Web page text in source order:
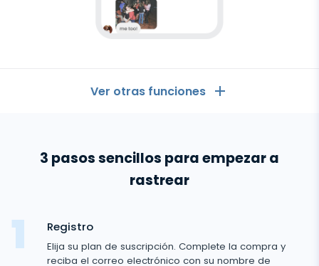
Ver otras funciones
Registro de llamadas
Como Ver los Mensajes de Otro Celular en mi Celular
Ubicación GPS
Aplicaciones de mensajería
WhatsApp
Messenger de Facebook
Redes Sociales
Redes sociales
3 pasos sencillos para empezar a
rastrear
Registro
Elija su plan de suscripción. Complete la compra y
reciba el correo electrónico con su nombre de